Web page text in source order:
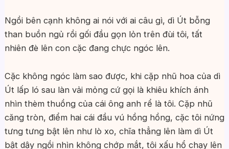
Ngồi bên cạnh không ai nói với ai câu gì, dì Út bỗng
than buồn ngủ rồi gối đầu gọn lỏn trên đùi tôi, tất
nhiên đè lên con cặc đang chực ngóc lên.
Cặc không ngóc làm sao được, khi cặp nhũ hoa của dì
Út lấp ló sau làn vải mỏng cứ gọi là khiêu khích ánh
nhìn thèm thuồng của cái ông anh rể là tôi. Cặp nhũ
căng tròn, điểm hai cái đầu vú hồng hồng, cặc tôi nứng
tưng tưng bật lên như lò xo, chĩa thẳng lên làm dì Út
bật dậy ngồi nhìn không chớp mắt, tôi xấu hổ chạy lên